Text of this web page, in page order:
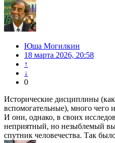
Юша Могилкин
18 марта 2026, 20:58
↑
↓
0
Исторические дисциплины
вспомогательные), много чего
И они, однако, в своих
неприятный, но незыблемый
спутник человечества. Так